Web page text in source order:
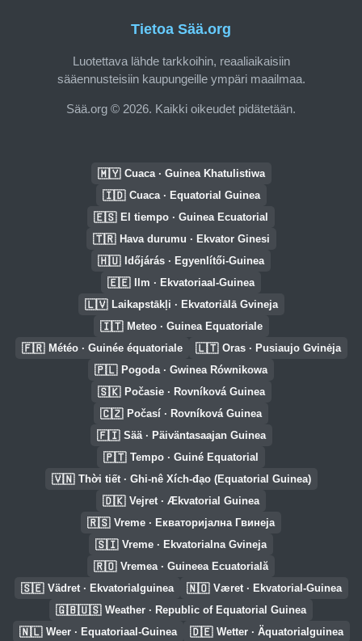
Tietoa Sää.org
Luotettava lähde tarkkoihin, reaaliaikaisiin
sääennusteisiin kaupungeille ympäri maailmaa.
Sää.org © 2026. Kaikki oikeudet pidätetään.
🇲🇾 Cuaca · Guinea Khatulistiwa
🇮🇩 Cuaca · Equatorial Guinea
🇪🇸 El tiempo · Guinea Ecuatorial
🇹🇷 Hava durumu · Ekvator Ginesi
🇭🇺 Időjárás · Egyenlítői-Guinea
🇪🇪 Ilm · Ekvatoriaal-Guinea
🇱🇻 Laikapstākļi · Ekvatoriālā Gvineja
🇮🇹 Meteo · Guinea Equatoriale
🇫🇷 Météo · Guinée équatoriale 🇱🇹 Oras · Pusiaujo Gvinėja
🇵🇱 Pogoda · Gwinea Równikowa
🇸🇰 Počasie · Rovníková Guinea
🇨🇿 Počasí · Rovníková Guinea
🇫🇮 Sää · Päiväntasaajan Guinea
🇵🇹 Tempo · Guiné Equatorial
🇻🇳 Thời tiết · Ghi-nê Xích-đạo (Equatorial Guinea)
🇩🇰 Vejret · Ækvatorial Guinea
🇷🇸 Vreme · Екваторијална Гвинеја
🇸🇮 Vreme · Ekvatorialna Gvineja
🇷🇴 Vremea · Guineea Ecuatorială
🇸🇪 Vädret · Ekvatorialguinea 🇳🇴 Været · Ekvatorial-Guinea
🇬🇧🇺🇸 Weather · Republic of Equatorial Guinea
🇳🇱 Weer · Equatoriaal-Guinea 🇩🇪 Wetter · Äquatorialguinea